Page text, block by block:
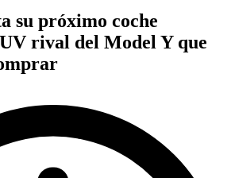
su próximo coche
rival del Model Y que